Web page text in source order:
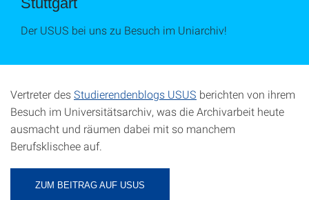
Der USUS bei uns zu Besuch im Uniarchiv!
Vertreter desStudierendenblogs USUS berichten von ihrem
Besuch im Universitätsarchiv, was die Archivarbeit heute
ausmacht und räumen dabei mit so manchem
Berufsklischee auf.
ZUM BEITRAG AUF USUS